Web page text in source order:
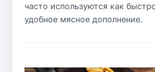
часто используются как
удобное мясное дополнение.